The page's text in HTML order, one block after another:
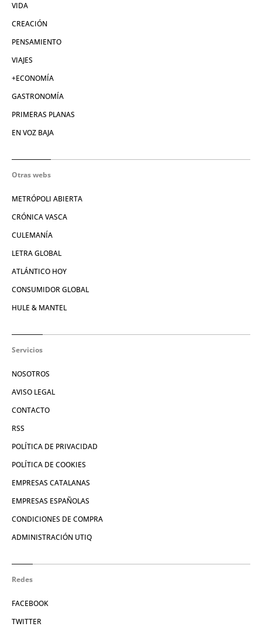
VIDA
CREACIÓN
PENSAMIENTO
VIAJES
+ECONOMÍA
GASTRONOMÍA
PRIMERAS PLANAS
EN VOZ BAJA
Otras webs
METRÓPOLI ABIERTA
CRÓNICA VASCA
CULEMANÍA
LETRA GLOBAL
ATLÁNTICO HOY
CONSUMIDOR GLOBAL
HULE & MANTEL
Servicios
NOSOTROS
AVISO LEGAL
CONTACTO
RSS
POLÍTICA DE PRIVACIDAD
POLÍTICA DE COOKIES
EMPRESAS CATALANAS
EMPRESAS ESPAÑOLAS
CONDICIONES DE COMPRA
ADMINISTRACIÓN UTIQ
Redes
FACEBOOK
TWITTER